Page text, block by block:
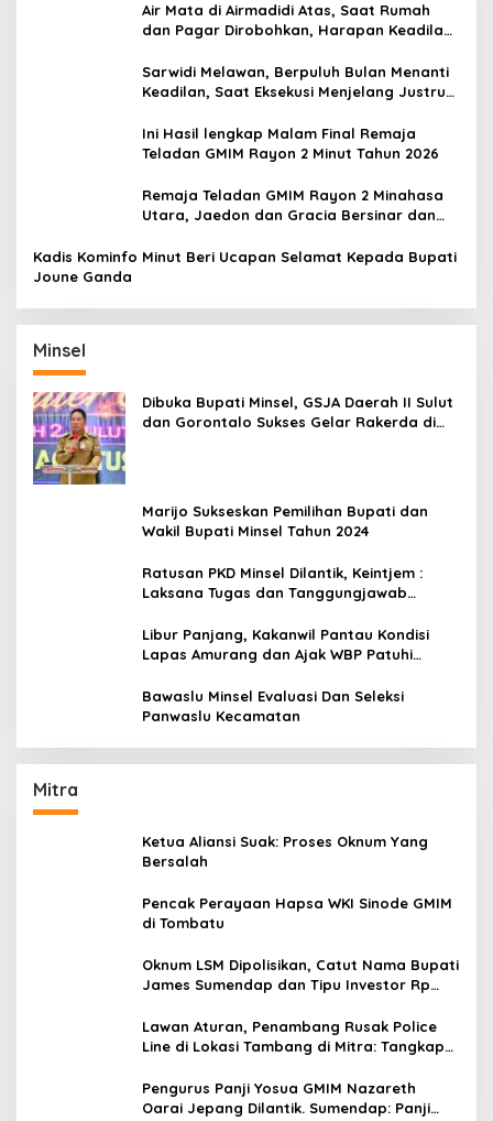
Air Mata di Airmadidi Atas, Saat Rumah
dan Pagar Dirobohkan, Harapan Keadilan
Sarwidi Melawan, Berpuluh Bulan Menanti
Keadilan, Saat Eksekusi Menjelang Justru
Ini Hasil lengkap Malam Final Remaja
Teladan GMIM Rayon 2 Minut Tahun 2026
Remaja Teladan GMIM Rayon 2 Minahasa
Utara, Jaedon dan Gracia Bersinar dan
Kadis Kominfo Minut Beri Ucapan Selamat Kepada Bupati
Joune Ganda
Minsel
Dibuka Bupati Minsel, GSJA Daerah II Sulut
dan Gorontalo Sukses Gelar Rakerda di
Marijo Sukseskan Pemilihan Bupati dan
Wakil Bupati Minsel Tahun 2024
Ratusan PKD Minsel Dilantik, Keintjem :
Laksana Tugas dan Tanggungjawab
Libur Panjang, Kakanwil Pantau Kondisi
Lapas Amurang dan Ajak WBP Patuhi
Bawaslu Minsel Evaluasi Dan Seleksi
Panwaslu Kecamatan
Mitra
Ketua Aliansi Suak: Proses Oknum Yang
Bersalah
Pencak Perayaan Hapsa WKI Sinode GMIM
di Tombatu
Oknum LSM Dipolisikan, Catut Nama Bupati
James Sumendap dan Tipu Investor Rp
Lawan Aturan, Penambang Rusak Police
Line di Lokasi Tambang di Mitra: Tangkap
Pengurus Panji Yosua GMIM Nazareth
Oarai Jepang Dilantik. Sumendap: Panji